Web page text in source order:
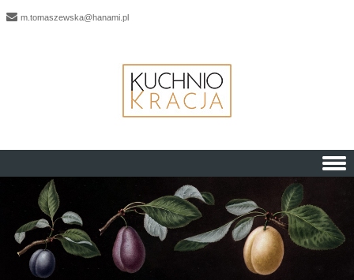
m.tomaszewska@hanami.pl
Skip to content